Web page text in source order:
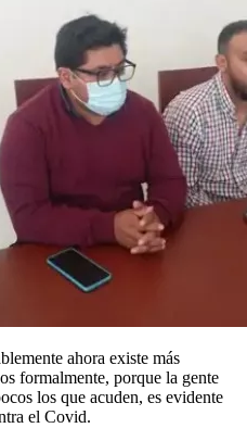
ahora existe más
formalmente, porque la gente
los que acuden, es evidente
el Covid.